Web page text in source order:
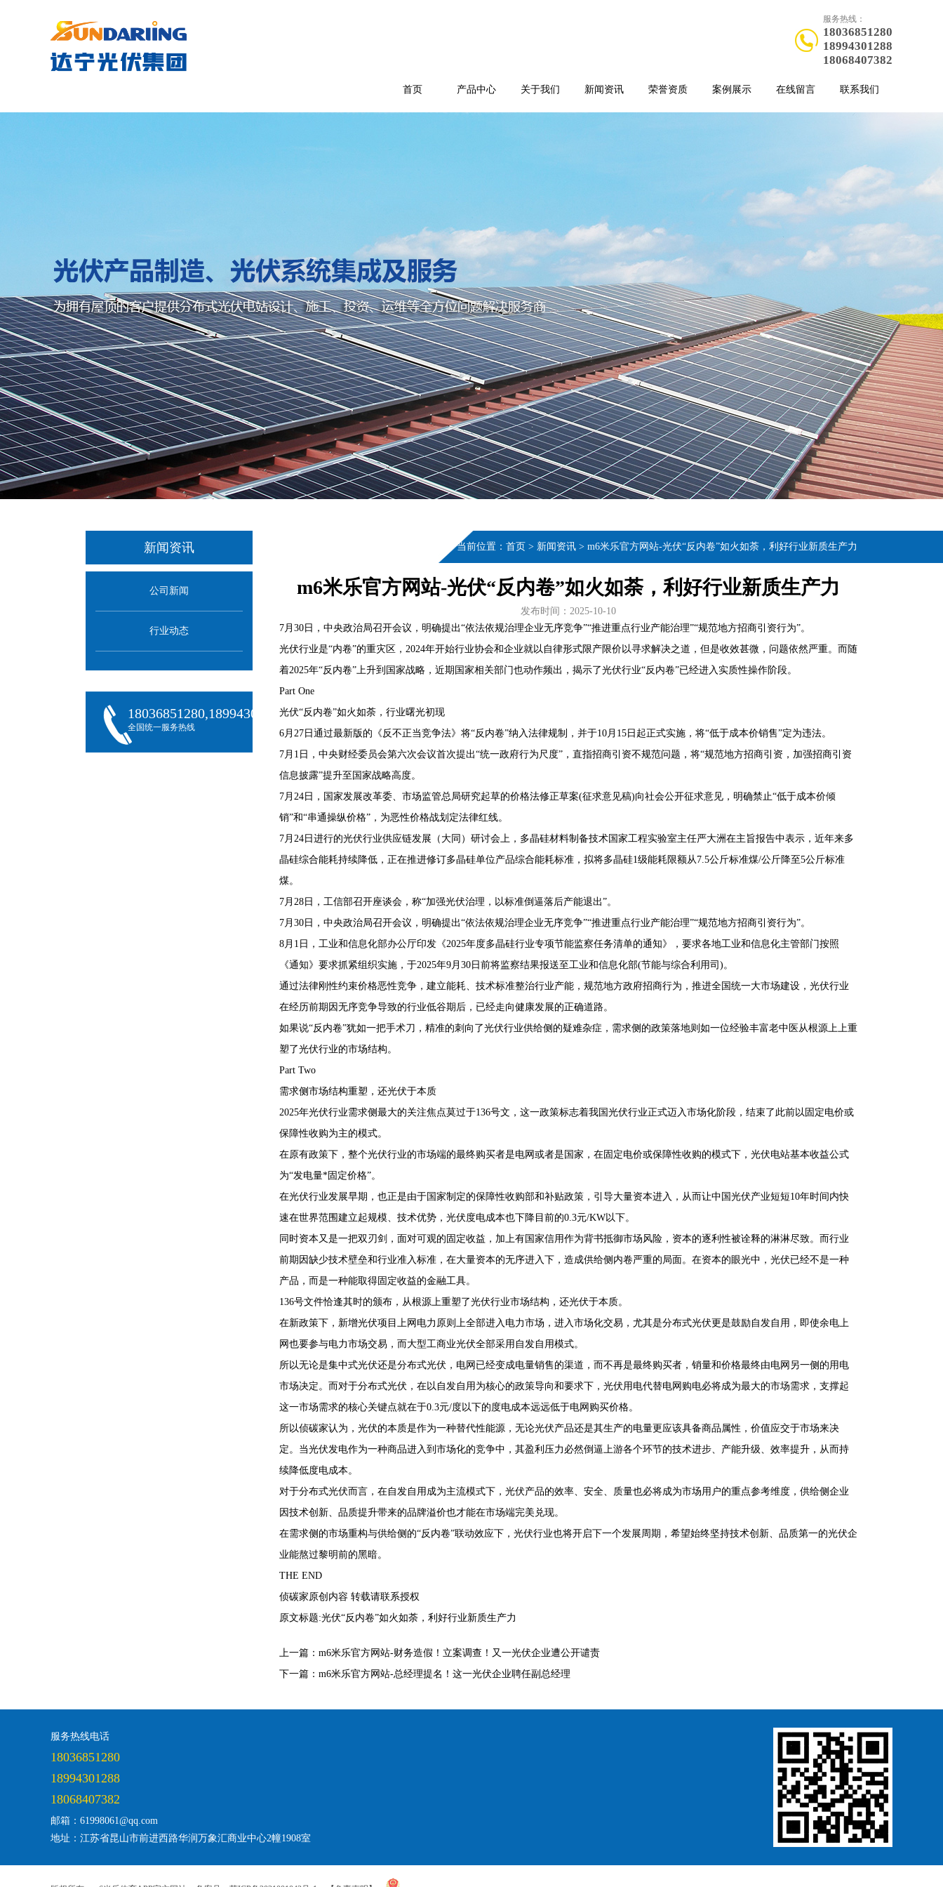
服务热线：
18036851280
18994301288
18068407382
首页 产品中心 关于我们 新闻资讯 荣誉资质 案例展示 在线留言 联系我们
新闻资讯
公司新闻
行业动态
18036851280,18994301288,18068407382
全国统一服务热线
当前位置： 首页 > 新闻资讯 > m6米乐官方网站-光伏“反内卷”如火如荼，利好行业新质生产力
m6米乐官方网站-光伏“反内卷”如火如荼，利好行业新质生产力
发布时间：2025-10-10
7月30日，中央政治局召开会议，明确提出“依法依规治理企业无序竞争”“推进重点行业产能治理”“规范地方招商引资行为”。
光伏行业是“内卷”的重灾区，2024年开始行业协会和企业就以自律形式限产限价以寻求解决之道，但是收效甚微，问题依然严重。而随
着2025年“反内卷”上升到国家战略，近期国家相关部门也动作频出，揭示了光伏行业“反内卷”已经进入实质性操作阶段。
Part One
光伏“反内卷”如火如荼，行业曙光初现
6月27日通过最新版的《反不正当竞争法》将“反内卷”纳入法律规制，并于10月15日起正式实施，将“低于成本价销售”定为违法。
7月1日，中央财经委员会第六次会议首次提出“统一政府行为尺度”，直指招商引资不规范问题，将“规范地方招商引资，加强招商引资
信息披露”提升至国家战略高度。
7月24日，国家发展改革委、市场监管总局研究起草的价格法修正草案(征求意见稿)向社会公开征求意见，明确禁止“低于成本价倾
销”和“串通操纵价格”，为恶性价格战划定法律红线。
7月24日进行的光伏行业供应链发展（大同）研讨会上，多晶硅材料制备技术国家工程实验室主任严大洲在主旨报告中表示，近年来多
晶硅综合能耗持续降低，正在推进修订多晶硅单位产品综合能耗标准，拟将多晶硅1级能耗限额从7.5公斤标准煤/公斤降至5公斤标准
煤。
7月28日，工信部召开座谈会，称“加强光伏治理，以标准倒逼落后产能退出”。
7月30日，中央政治局召开会议，明确提出“依法依规治理企业无序竞争”“推进重点行业产能治理”“规范地方招商引资行为”。
8月1日，工业和信息化部办公厅印发《2025年度多晶硅行业专项节能监察任务清单的通知》，要求各地工业和信息化主管部门按照
《通知》要求抓紧组织实施，于2025年9月30日前将监察结果报送至工业和信息化部(节能与综合利用司)。
通过法律刚性约束价格恶性竞争，建立能耗、技术标准整治行业产能，规范地方政府招商行为，推进全国统一大市场建设，光伏行业
在经历前期因无序竞争导致的行业低谷期后，已经走向健康发展的正确道路。
如果说“反内卷”犹如一把手术刀，精准的刺向了光伏行业供给侧的疑难杂症，需求侧的政策落地则如一位经验丰富老中医从根源上上重
塑了光伏行业的市场结构。
Part Two
需求侧市场结构重塑，还光伏于本质
2025年光伏行业需求侧最大的关注焦点莫过于136号文，这一政策标志着我国光伏行业正式迈入市场化阶段，结束了此前以固定电价或
保障性收购为主的模式。
在原有政策下，整个光伏行业的市场端的最终购买者是电网或者是国家，在固定电价或保障性收购的模式下，光伏电站基本收益公式
为“发电量*固定价格”。
在光伏行业发展早期，也正是由于国家制定的保障性收购部和补贴政策，引导大量资本进入，从而让中国光伏产业短短10年时间内快
速在世界范围建立起规模、技术优势，光伏度电成本也下降目前的0.3元/KW以下。
同时资本又是一把双刃剑，面对可观的固定收益，加上有国家信用作为背书抵御市场风险，资本的逐利性被诠释的淋淋尽致。而行业
前期因缺少技术壁垒和行业准入标准，在大量资本的无序进入下，造成供给侧内卷严重的局面。在资本的眼光中，光伏已经不是一种
产品，而是一种能取得固定收益的金融工具。
136号文件恰逢其时的颁布，从根源上重塑了光伏行业市场结构，还光伏于本质。
在新政策下，新增光伏项目上网电力原则上全部进入电力市场，进入市场化交易，尤其是分布式光伏更是鼓励自发自用，即使余电上
网也要参与电力市场交易，而大型工商业光伏全部采用自发自用模式。
所以无论是集中式光伏还是分布式光伏，电网已经变成电量销售的渠道，而不再是最终购买者，销量和价格最终由电网另一侧的用电
市场决定。而对于分布式光伏，在以自发自用为核心的政策导向和要求下，光伏用电代替电网购电必将成为最大的市场需求，支撑起
这一市场需求的核心关键点就在于0.3元/度以下的度电成本远远低于电网购买价格。
所以侦碳家认为，光伏的本质是作为一种替代性能源，无论光伏产品还是其生产的电量更应该具备商品属性，价值应交于市场来决
定。当光伏发电作为一种商品进入到市场化的竞争中，其盈利压力必然倒逼上游各个环节的技术进步、产能升级、效率提升，从而持
续降低度电成本。
对于分布式光伏而言，在自发自用成为主流模式下，光伏产品的效率、安全、质量也必将成为市场用户的重点参考维度，供给侧企业
因技术创新、品质提升带来的品牌溢价也才能在市场端完美兑现。
在需求侧的市场重构与供给侧的“反内卷”联动效应下，光伏行业也将开启下一个发展周期，希望始终坚持技术创新、品质第一的光伏企
业能熬过黎明前的黑暗。
THE END
侦碳家原创内容 转载请联系授权
原文标题:光伏“反内卷”如火如荼，利好行业新质生产力
上一篇： m6米乐官方网站-财务造假！立案调查！又一光伏企业遭公开谴责
下一篇： m6米乐官方网站-总经理提名！这一光伏企业聘任副总经理
服务热线电话
18036851280
18994301288
18068407382
邮箱：61998061@qq.com
地址：江苏省昆山市前进西路华润万象汇商业中心2幢1908室